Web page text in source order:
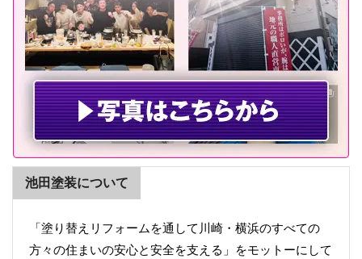
池田塗装について
「塗り替えリフォームを通して川崎・横浜のすべての
方々の住まいの安心と安全を支える」をモットーにして